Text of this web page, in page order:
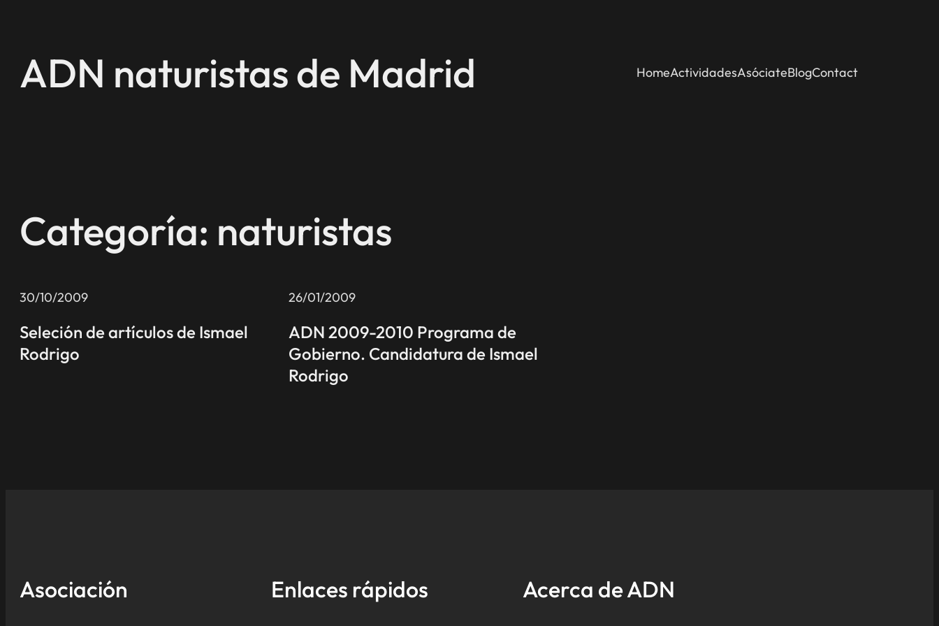
ADN naturistas de Madrid HomeActividadesAsóciateBlogContact
Categoría: naturistas
30/10/2009
Seleción de artículos de Ismael
Rodrigo
26/01/2009
ADN 2009-2010 Programa de
Gobierno. Candidatura de Ismael
Rodrigo
Asociación Enlaces rápidos Acerca de ADN